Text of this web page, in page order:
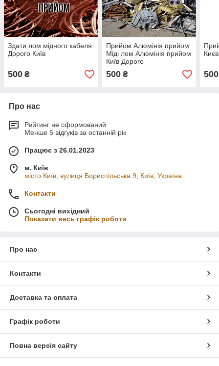
Здати лом мідного кабеля
Дорого Київ
500 ₴
Прийом Алюмінія прийом
Міді лом Алюмінія прийом
Київ Дорого
500₴ 500
Про нас
Рейтинг не сформований
Менше 5 відгуків за останній рік
Працює з 26.01.2023
м. Київ
місто Київ, вулиця Бориспільська 9, Київ, Україна
Контакти
Сьогодні вихідний
Показати весь графік роботи
Про нас
Контакти
Доставка та оплата
Графік роботи
Повна версія сайту